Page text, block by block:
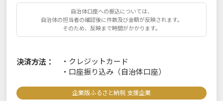
自治体口座への振込については、
自治体の担当者の確認後に件数及び金額が反映されます。
そのため、反映まで時間がかかります。
決済方法： ・ クレジットカード
・ 口座振り込み（自治体口座）
企業版ふるさと納税 支援企業